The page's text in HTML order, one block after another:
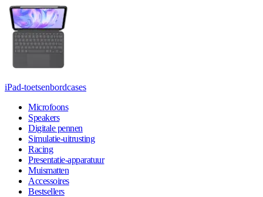
iPad-toetsenbordcases
Microfoons
Speakers
Digitale pennen
Simulatie-uitrusting
Racing
Presentatie-apparatuur
Muismatten
Accessoires
Bestsellers